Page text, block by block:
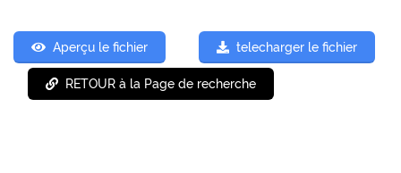
Aperçu le fichier telecharger le fichier
RETOUR à la Page de recherche